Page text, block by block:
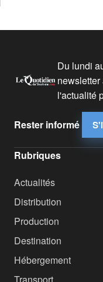
Du lundi
l'actualité
Rester informé
Rubriques
Actualités
Distribution
Production
Destination
Hébergement